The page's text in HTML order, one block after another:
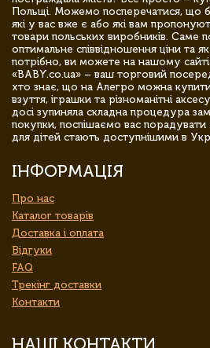
Польщі. Можемо посперечатися, що
які у вас вже є або які вам
товари польських виробників. Саме
оптимальне співвідношення ціни та
потрібно, ви можете на нашому
«BABY.co.ua» – ваш торговий
хто знає, що на Алегро можна
взуття, іграшки та різноманітні
досі зупиняла складна процедура
покупки, поспішаємо вас порадувати
для дітей стають доступнішими в
ІНФОРМАЦІЯ
Про нас
Каталог товарів
Доставка і оплата
Відгуки
FAQ
Трекінг доставки
Контакти
НАШІ КОНТАКТИ